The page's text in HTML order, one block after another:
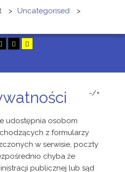
> Uncategorised
>
-/+
udostępnia osobom
z formularzy
w serwisie, poczty
chyba że
publicznej lub sąd